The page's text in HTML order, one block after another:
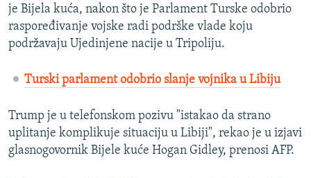
MOJA EVROPA
TRI DECENIJE OD RATA U BIH
NASTANAK I RASPAD JUGOSLAVIJE
je Bijela kuća, nakon što je Parlament Turske odobrio
raspoređivanje vojske radi podrške vlade koju
podržavaju Ujedinjene nacije u Tripoliju.
Turski parlament odobrio slanje vojnika u Libiju
Trump je u telefonskom pozivu "istakao da strano
uplitanje komplikuje situaciju u Libiji", rekao je u izjavi
glasnogovornik Bijele kuće Hogan Gidley, prenosi AFP.